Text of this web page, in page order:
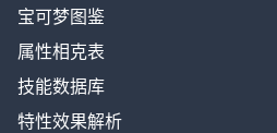
宝可梦图鉴
属性相克表
技能数据库
特性效果解析